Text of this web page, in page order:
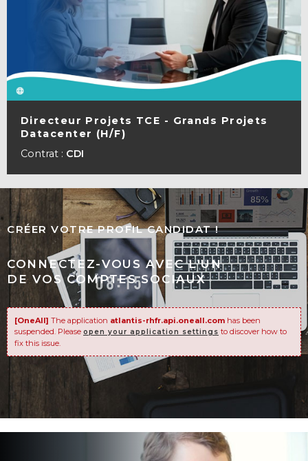
Directeur Projets TCE - Grands Projets
Datacenter (H/F)
Contrat : CDI
CRÉER VOTRE PROFIL CANDIDAT !
CONNECTEZ-VOUS AVEC L'UN
DE VOS COMPTES SOCIAUX
[OneAll] The application atlantis-rhfr.api.oneall.com has been
suspended. Please open your application settings to discover how to
fix this issue.